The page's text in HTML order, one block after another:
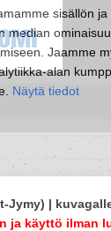
sisällön ja
median
Jaamme
alan
Näytä tiedot
Jymy) |
ja käyttö ilman